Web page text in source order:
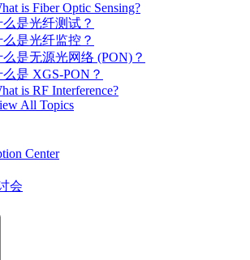
is Fiber Optic Sensing?
么是光纤测试？
么是光纤监控？
么是无源光网络 (PON)？
么是 XGS-PON？
is RF Interference?
All Topics
Center
会